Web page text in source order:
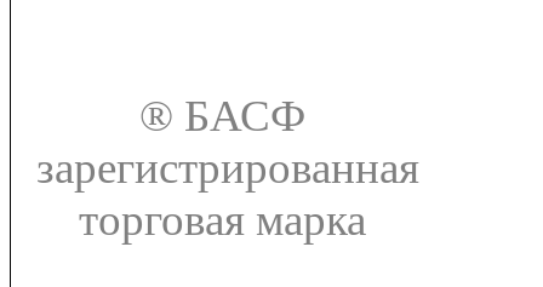
® БАСФ
зарегистрированная
торговая марка